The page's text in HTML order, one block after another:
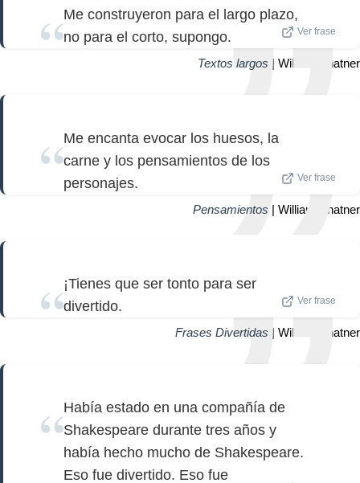
Me construyeron para el largo plazo,
no para el corto, supongo.
Ver frase
Textos largos | William Shatner
Me encanta evocar los huesos, la
carne y los pensamientos de los
personajes.
Ver frase
Pensamientos | William Shatner
¡Tienes que ser tonto para ser
divertido.
Ver frase
Frases Divertidas | William Shatner
Había estado en una compañía de
Shakespeare durante tres años y
había hecho mucho de Shakespeare.
Eso fue divertido. Eso fue